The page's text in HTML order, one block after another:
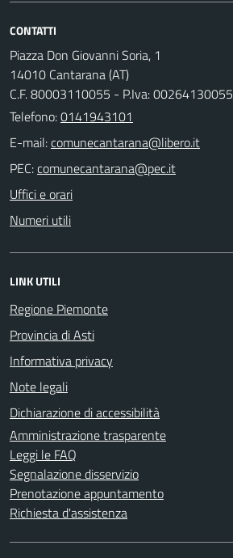
CONTATTI
Piazza Don Giovanni Soria, 1
14010 Cantarana (AT)
C.F. 80003110055 - P.Iva: 00264130055
Telefono:0141943101
E-mail:
PEC:
Uffici e orari
Numeri utili
LINK UTILI
Regione Piemonte
Provincia di Asti
Informativa privacy
Note legali
Dichiarazione di accessibilità
Amministrazione trasparente
Leggi le FAQ
Segnalazione disservizio
Prenotazione appuntamento
Richiesta d'assistenza